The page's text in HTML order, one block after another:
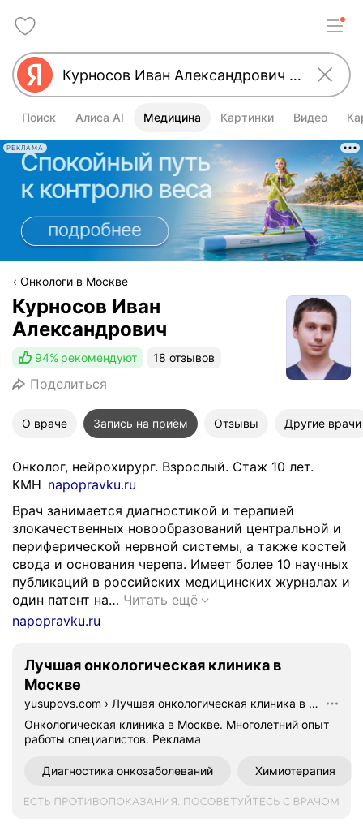
Поиск Алиса AI Медицина Картинки Видео
РЕКЛАМА
Онкологи в Москве
Курносов Иван
Александрович
94% рекомендуют 18 отзывов
Поделиться
О враче Запись на приём Отзывы Другие врачи
Онколог, нейрохирург. Взрослый. Стаж 10 лет.
КМН napopravku.ru
Врач занимается диагностикой и терапией
злокачественных новообразований центральной и
периферической нервной системы, а также костей
свода и основания черепа. Имеет более 10 научных
публикаций в российских медицинских журналах и
один патент на… Читать ещё
з
н
и
е
т
napopravku.ru
Лучшая онкологическая клиника в
Москве
yusupovs.com › Лучшая онкологическая клиника в Москве
Онкологическая клиника в Москве. Многолетний опыт
работы специалистов. Реклама
Диагностика онкозаболеваний Химиотерапия